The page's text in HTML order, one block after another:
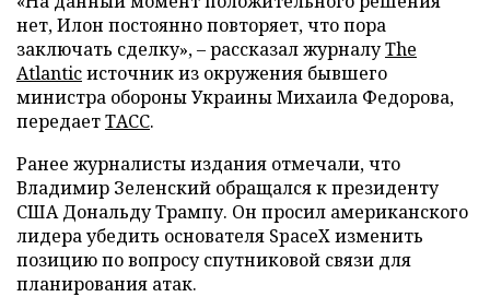
нет, Илон постоянно повторяет, что пора
заключать сделку», – рассказал журналуThe
Atlanticисточник из окружения бывшего
министра обороны Украины Михаила Федорова,
передаетТАСС.
Ранее журналисты издания отмечали, что
Владимир Зеленский обращался к президенту
США Дональду Трампу. Он просил американского
лидера убедить основателя SpaceX изменить
позицию по вопросу спутниковой связи для
планирования атак.